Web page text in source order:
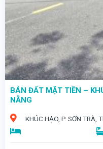
BÁN ĐẤT MẶT TIỀN –
NẴNG
KHÚC HẠO, P. SƠN TRÀ,